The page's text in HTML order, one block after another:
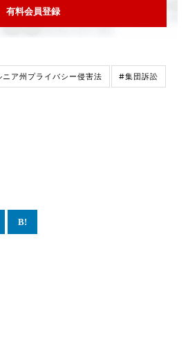
有料会員登録
ア州プライバシー侵害法 #集団訴訟